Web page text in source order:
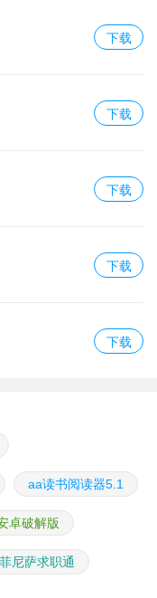
下载
下载
下载
下载
下载
aa读书阅读器5.1
卓破解版
菲尼萨求职通